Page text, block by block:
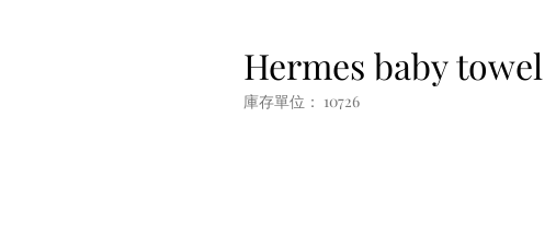
Hermes baby towel
庫存單位： 10726